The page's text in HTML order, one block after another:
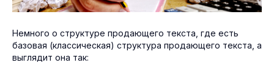
Немного о структуре продающего текста, где есть
базовая (классическая) структура продающего текста, а
выглядит она так: